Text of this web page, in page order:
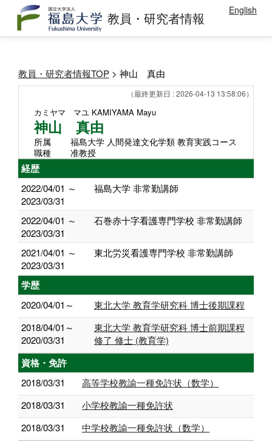
教員・研究者情報 English
教員・研究者情報TOP > 神山 真由
（最終更新日 : 2026-04-13 13:58:06）
カミヤマ マユ KAMIYAMA Mayu
神山 真由
所属
福島大学 人間発達文化学類 教育実践コース
職種
准教授
経歴
2022/04/01 ～
2023/03/31
福島大学 非常勤講師
2022/04/01 ～
2023/03/31
石巻赤十字看護専門学校 非常勤講師
2021/04/01 ～
2023/03/31
東北労災看護専門学校 非常勤講師
学歴
2020/04/01～
東北大学 教育学研究科 博士後期課程
2018/04/01～
2020/03/31
東北大学 教育学研究科 博士前期課程
修了 修士 (教育学)
資格・免許
2018/03/31
高等学校教諭一種免許状（数学）
2018/03/31
小学校教諭一種免許状
2018/03/31
中学校教諭一種免許状（数学）